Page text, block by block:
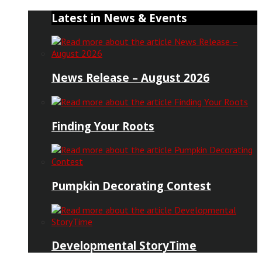
Latest in News & Events
News Release – August 2026
Finding Your Roots
Pumpkin Decorating Contest
Developmental StoryTime